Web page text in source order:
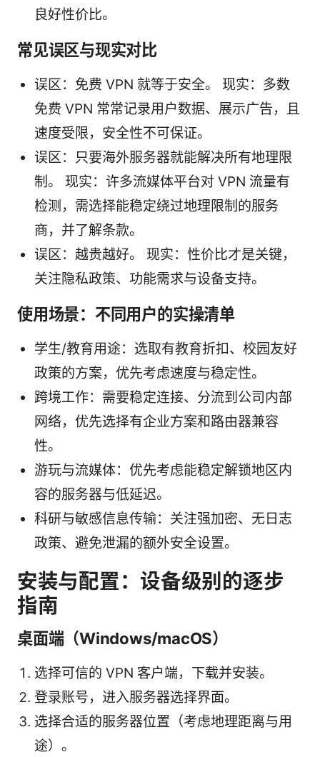
良好性价比。
常见误区与现实对比
误区：免费 VPN 就等于安全。 现实：多数
免费 VPN 常常记录用户数据、展示广告，且
速度受限，安全性不可保证。
误区：只要海外服务器就能解决所有地理限
制。 现实：许多流媒体平台对 VPN 流量有
检测，需选择能稳定绕过地理限制的服务
商，并了解条款。
误区：越贵越好。 现实：性价比才是关键，
关注隐私政策、功能需求与设备支持。
使用场景：不同用户的实操清单
学生/教育用途：选取有教育折扣、校园友好
政策的方案，优先考虑速度与稳定性。
跨境工作：需要稳定连接、分流到公司内部
网络，优先选择有企业方案和路由器兼容
性。
游玩与流媒体：优先考虑能稳定解锁地区内
容的服务器与低延迟。
科研与敏感信息传输：关注强加密、无日志
政策、避免泄漏的额外安全设置。
安装与配置：设备级别的逐步
指南
桌面端（Windows/macOS）
选择可信的 VPN 客户端，下载并安装。
登录账号，进入服务器选择界面。
选择合适的服务器位置（考虑地理距离与用
途）。